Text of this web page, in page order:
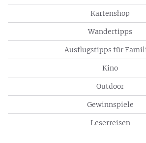
Kartenshop
Wandertipps
Ausflugstipps für
Kino
Outdoor
Gewinnspiele
Leserreisen